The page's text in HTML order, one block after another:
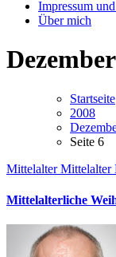
Impressum
Über mich
Startseite
2008
Seite 6
MittelalterMittelalter
Mittelalterliche